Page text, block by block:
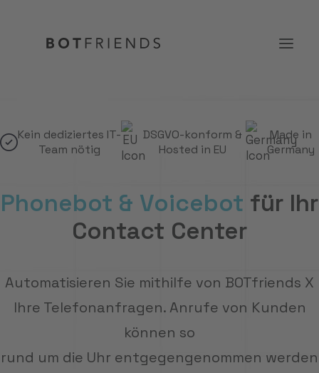
Lösungen
Preise
Kein dediziertes IT-
Team nötig
DSGVO-konform &
Hosted in EU
Made in
Germany
Phonebot & Voicebot für Ihr
Contact Center
Automatisieren Sie mithilfe von BOTfriends X
Ihre Telefonanfragen. Anrufe von Kunden
können so
rund um die Uhr entgegengenommen werden